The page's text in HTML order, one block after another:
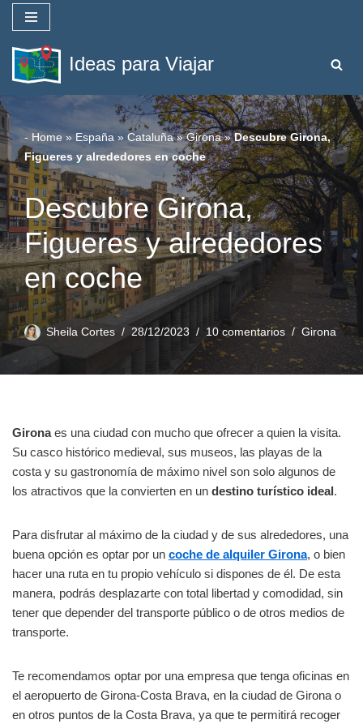
Saltar
al
contenido
Ideas para Viajar
- Home » España » Cataluña»Girona»Descubre Girona,
Figueres y alrededores en coche
Descubre Girona,
Figueres y alrededores
en coche
Sheila Cortes 28/12/2023 10 comentarios Girona
Gironaes una ciudad con mucho que ofrecer a quien la visita.
Su casco histórico medieval, sus museos, las playas de la
costa y su gastronomía de máximo nivel son solo algunos de
los atractivos que la convierten en un destino turístico ideal.
Para disfrutar al máximo de la ciudad y de sus alrededores, una
buena opción es optar por un coche de alquiler Girona, o bien
hacer una ruta en tu propio vehículo si dispones de él. De esta
manera, podrás desplazarte con total libertad y comodidad, sin
tener que depender del transporte público o de otros medios de
transporte.
Te recomendamos optar por una empresa que tenga oficinas en
el aeropuerto de Girona-Costa Brava, en la ciudad de Girona o
en otros puntos de la Costa Brava, ya que te permitirá recoger